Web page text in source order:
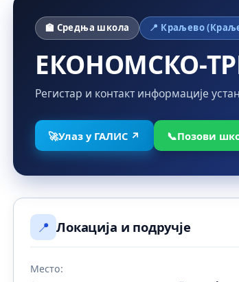
🏫 Средња школа 📍 Краљево
ЕКОНОМСКО-
Регистар и контакт информације
🚀Улаз у ГАЛИС ↗ 📞Позови
📍 Локација и подручје
Место: